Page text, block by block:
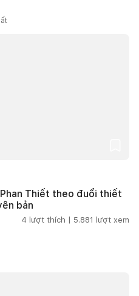
Thiết theo đuổi thiết
bản
4 lượt thích | 5.881 lượt xem